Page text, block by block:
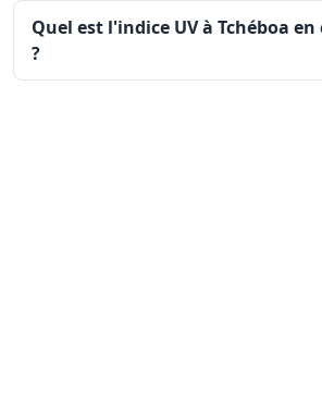
Quel est l'indice UV à Tchéboa
?